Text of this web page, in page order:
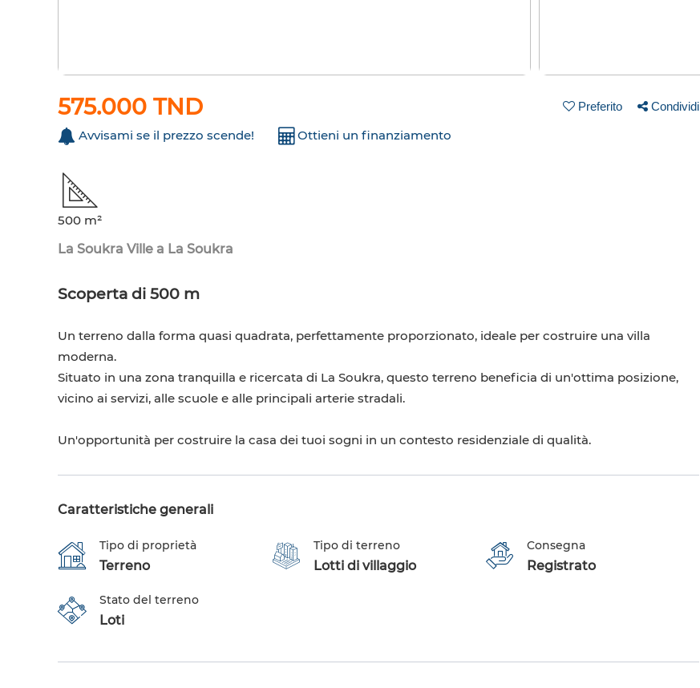
575.000 TND Preferito Condividi
Avvisami se il prezzo scende! Ottieni un finanziamento
500 m²
La Soukra Ville a La Soukra
Scoperta di 500 m
Un terreno dalla forma quasi quadrata, perfettamente proporzionato, ideale per costruire una villa
moderna.
Situato in una zona tranquilla e ricercata di La Soukra, questo terreno beneficia di un'ottima posizione,
vicino ai servizi, alle scuole e alle principali arterie stradali.
Un'opportunità per costruire la casa dei tuoi sogni in un contesto residenziale di qualità.
Caratteristiche generali
Tipo di proprietà
Terreno
Tipo di terreno
Lotti di villaggio
Consegna
Registrato
Stato del terreno
Loti